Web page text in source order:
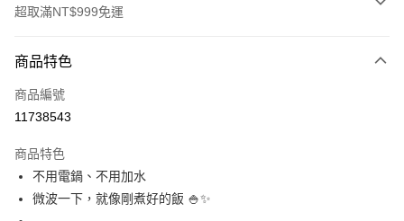
超取滿NT$999免運
信用卡一次付款
信用卡分期付款
合作金庫商業銀行
華南商業銀行
上海商業儲蓄銀行
超商取貨付款
LINE Pay
商品特色
商品編號
11738543
商品特色
不用電鍋、不用加水
微波一下，就像剛煮好的飯 🍚✨